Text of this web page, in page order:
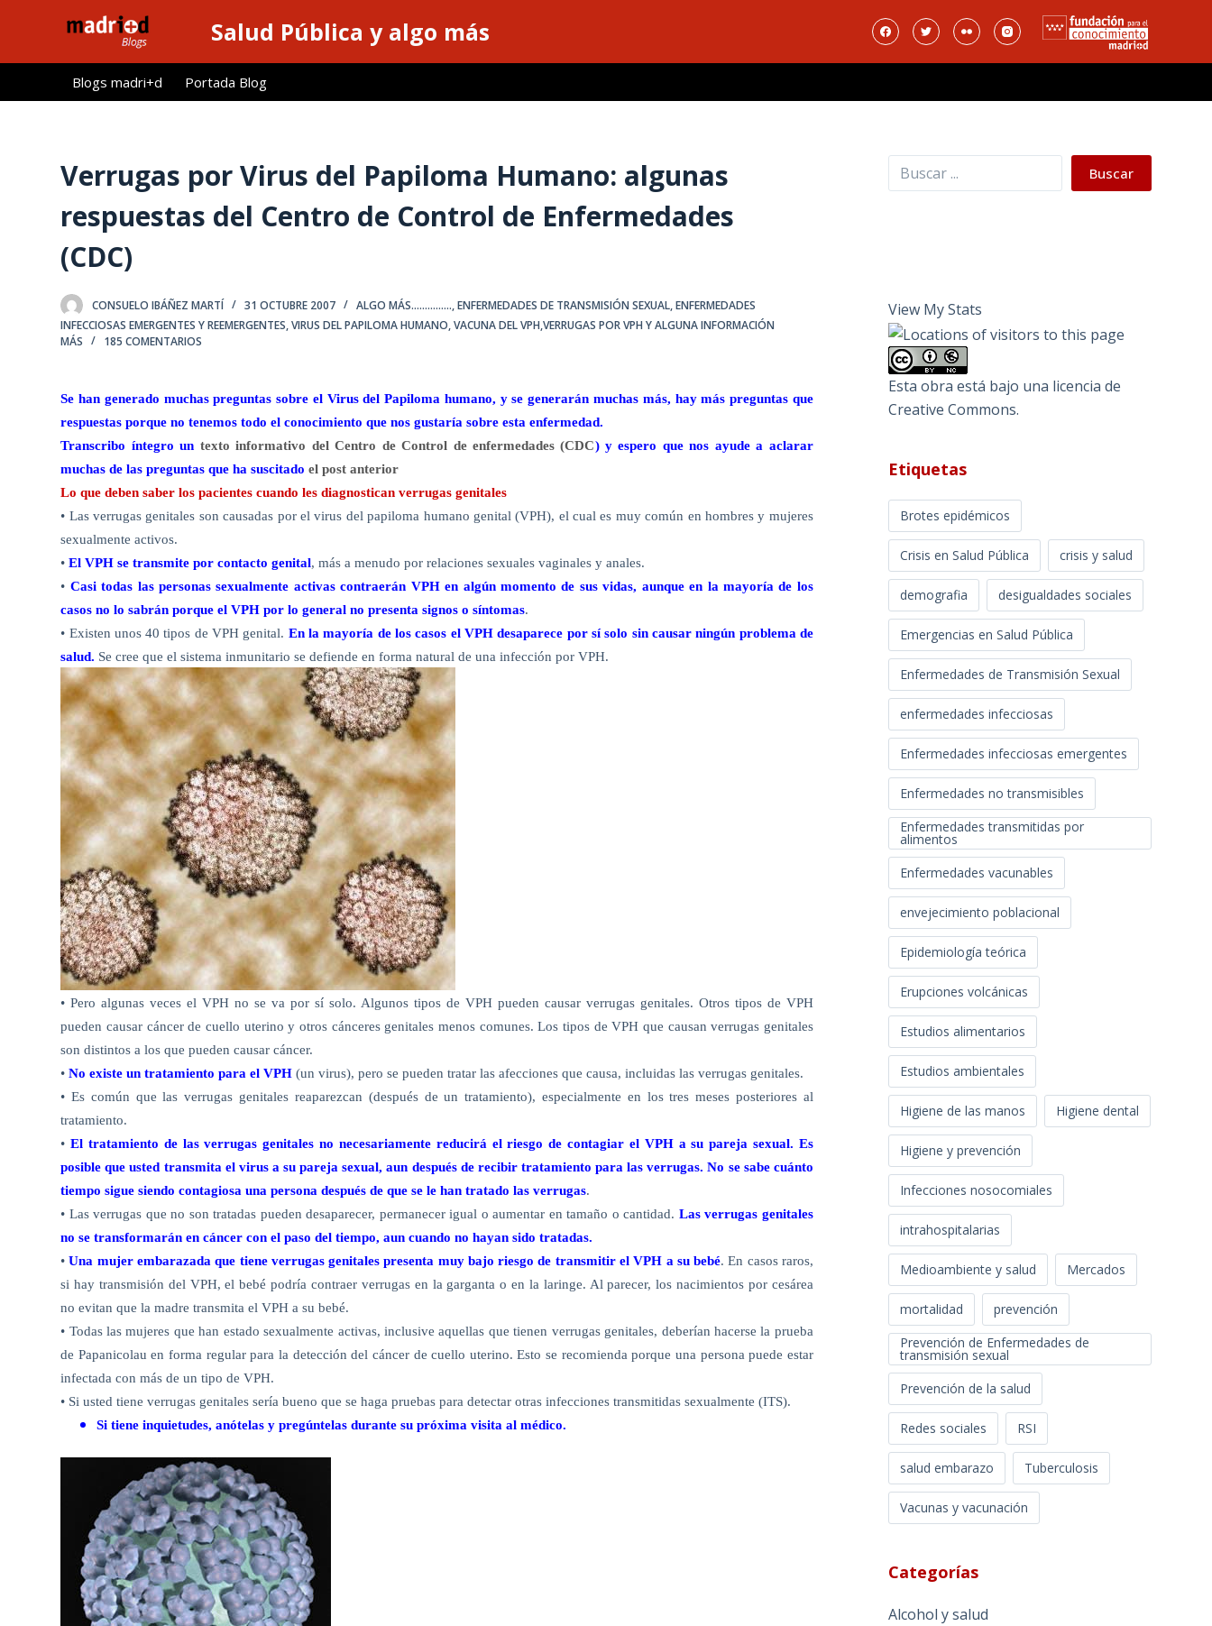
l
Salud Pública y algo más
Blogs madri+d Portada Blog
Verrugas por Virus del Papiloma Humano: algunas
respuestas del Centro de Control de Enfermedades
(CDC)
CONSUELO IBÁÑEZ MARTÍ 31 OCTUBRE 2007 ALGO MÁS...............,ENFERMEDADES DE TRANSMISIÓN SEXUAL,ENFERMEDADES
INFECCIOSAS EMERGENTES Y REEMERGENTES,VIRUS DEL PAPILOMA HUMANO, VACUNA DEL VPH,VERRUGAS POR VPH Y ALGUNA INFORMACIÓN
MÁS
185 COMENTARIOS
Se han generado muchas preguntas sobre el Virus del Papiloma humano, y se generarán muchas más, hay más preguntas que
respuestas porque no tenemos todo el conocimiento que nos gustaría sobre esta enfermedad.
Transcribo íntegro un texto informativo del Centro de Control de enfermedades (CDC) y espero que nos ayude a aclarar
muchas de las preguntas que ha suscitadoel post anterior
Lo que deben saber los pacientes cuando les diagnostican verrugas genitales
• Las verrugas genitales son causadas por el virus del papiloma humano genital (VPH), el cual es muy común en hombres y mujeres
sexualmente activos.
•El VPH se transmite por contacto genital, más a menudo por relaciones sexuales vaginales y anales.
• Casi todas las personas sexualmente activas contraerán VPH en algún momento de sus vidas, aunque en la mayoría de los
casos no lo sabrán porque el VPH por lo general no presenta signos o síntomas.
• Existen unos 40 tipos de VPH genital. En la mayoría de los casos el VPH desaparece por sí solo sin causar ningún problema de
salud. Se cree que el sistema inmunitario se defiende en forma natural de una infección por VPH.
• Pero algunas veces el VPH no se va por sí solo. Algunos tipos de VPH pueden causar verrugas genitales. Otros tipos de VPH
pueden causar cáncer de cuello uterino y otros cánceres genitales menos comunes. Los tipos de VPH que causan verrugas genitales
son distintos a los que pueden causar cáncer.
•No existe un tratamiento para el VPH (un virus), pero se pueden tratar las afecciones que causa, incluidas las verrugas genitales.
• Es común que las verrugas genitales reaparezcan (después de un tratamiento), especialmente en los tres meses posteriores al
tratamiento.
•El tratamiento de las verrugas genitales no necesariamente reducirá el riesgo de contagiar el VPH a su pareja sexual. Es
posible que usted transmita el virus a su pareja sexual, aun después de recibir tratamiento para las verrugas. No se sabe cuánto
tiempo sigue siendo contagiosa una persona después de que se le han tratado las verrugas.
• Las verrugas que no son tratadas pueden desaparecer, permanecer igual o aumentar en tamaño o cantidad. Las verrugas genitales
no se transformarán en cáncer con el pasodel tiempo, aun cuando no hayan sido tratadas.
•Una mujer embarazada que tiene verrugas genitales presenta muy bajo riesgo de transmitir el VPH a su bebé. En casos raros,
si hay transmisión delVPH, el bebé podría contraer verrugas en la garganta o en la laringe. Al parecer, los nacimientos por cesárea
no evitan que la madre transmita el VPH a su bebé.
• Todas las mujeres que han estado sexualmente activas, inclusive aquellas que tienen verrugas genitales, deberían hacerse la prueba
de Papanicolau en forma regular para la deteccióndel cáncer de cuello uterino. Esto se recomienda porque una persona puede estar
infectada con más de un tipo de VPH.
• Si usted tiene verrugas genitales sería bueno que se haga pruebas para detectar otras infecciones transmitidas sexualmente (ITS).
Si tiene inquietudes, anótelas y pregúntelas durante su próxima visita al médico.
Buscar Buscar
View My Stats
Esta obra está bajo una licencia de
Creative Commons.
Etiquetas
Brotes epidémicos
Crisis en Salud Pública crisis y salud
demografia desigualdades sociales
Emergencias en Salud Pública
Enfermedades de Transmisión Sexual
enfermedades infecciosas
Enfermedades infecciosas emergentes
Enfermedades no transmisibles
Enfermedades transmitidas por
alimentos
Enfermedades vacunables
envejecimiento poblacional
Epidemiología teórica
Erupciones volcánicas
Estudios alimentarios
Estudios ambientales
Higiene de las manos Higiene dental
Higiene y prevención
Infecciones nosocomiales
intrahospitalarias
Medioambiente y salud Mercados
mortalidad
prevención
Prevención de Enfermedades de
transmisión sexual
Prevención de la salud
Redes sociales RSI
salud embarazo Tuberculosis
Vacunas y vacunación
Categorías
Alcohol y salud